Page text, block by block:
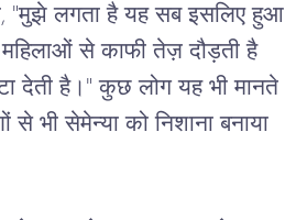
, "मुझे लगता है यह सब इसलिए हुआ
महिलाओं से काफी तेज़ दौड़ती है
देती है। " कुछ लोग यह भी मानते
से भी सेमेन्या को निशाना बनाया